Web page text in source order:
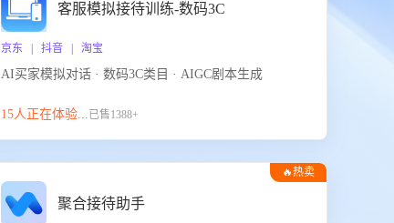
客服模拟接待训练-数码3C
京东 | 抖音 | 淘宝
AI买家模拟对话 · 数码3C类目 · AIGC剧本生成
15人正在体验...已售1388+
🔥热卖
聚合接待助手